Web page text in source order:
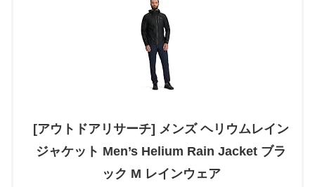
[アウトドアリサーチ] メンズ ヘリウムレイン
ジャケット Men’s Helium Rain Jacket ブラ
ック M レインウェア